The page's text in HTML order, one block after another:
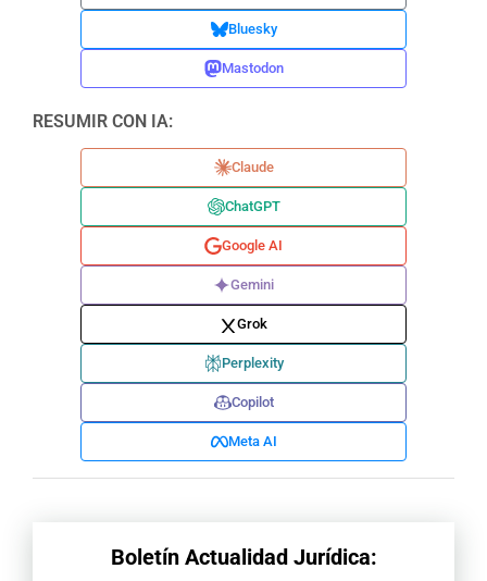
Bluesky
Mastodon
RESUMIR CON IA:
Claude
ChatGPT
Google AI
Gemini
Grok
Perplexity
Copilot
Meta AI
Boletín Actualidad Jurídica: